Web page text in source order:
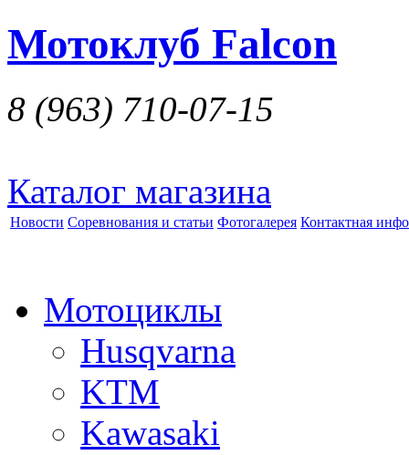
Мотоклуб Falcon
8 (963) 710-07-15
Каталог магазина
Новости Соревнования и статьи Фотогалерея Контактная
Мотоциклы
Husqvarna
KTM
Kawasaki